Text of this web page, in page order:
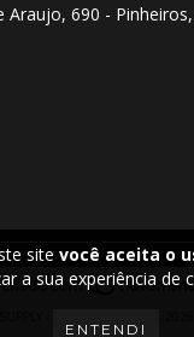
site você aceita o
a sua experiência de
ENTENDI
Araujo, 690 -